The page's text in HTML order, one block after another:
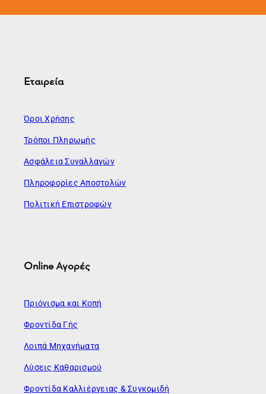
Εταιρεία
Όροι Χρήσης
Τρόποι Πληρωμής
Ασφάλεια Συναλλαγών
Πληροφορίες Αποστολών
Πολιτική Επιστροφών
Online Αγορές
Πριόνισμα και Κοπή
Φροντίδα Γής
Λοιπά Μηχανήματα
Λύσεις Καθαρισμού
Φροντίδα Καλλιέργειας & Συγκομιδή